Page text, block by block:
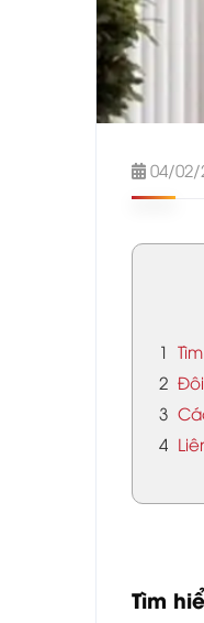
04/02/
1
2
3
4
Tìm